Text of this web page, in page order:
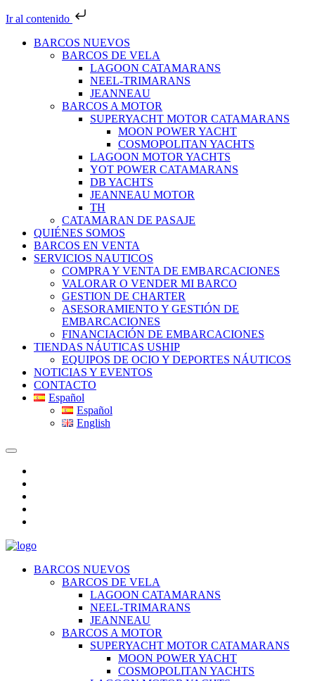
Ir al contenido
BARCOS NUEVOS
BARCOS DE VELA
LAGOON CATAMARANS
NEEL-TRIMARANS
JEANNEAU
BARCOS A MOTOR
SUPERYACHT MOTOR CATAMARANS
MOON POWER YACHT
COSMOPOLITAN YACHTS
LAGOON MOTOR YACHTS
YOT POWER CATAMARANS
DB YACHTS
JEANNEAU MOTOR
TH
CATAMARAN DE PASAJE
QUIÉNES SOMOS
BARCOS EN VENTA
SERVICIOS NAUTICOS
COMPRA Y VENTA DE EMBARCACIONES
VALORAR O VENDER MI BARCO
GESTION DE CHARTER
ASESORAMIENTO Y GESTIÓN DE
EMBARCACIONES
FINANCIACIÓN DE EMBARCACIONES
TIENDAS NÁUTICAS USHIP
EQUIPOS DE OCIO Y DEPORTES NÁUTICOS
NOTICIAS Y EVENTOS
CONTACTO
Español
Español
English
BARCOS NUEVOS
BARCOS DE VELA
LAGOON CATAMARANS
NEEL-TRIMARANS
JEANNEAU
BARCOS A MOTOR
SUPERYACHT MOTOR CATAMARANS
MOON POWER YACHT
COSMOPOLITAN YACHTS